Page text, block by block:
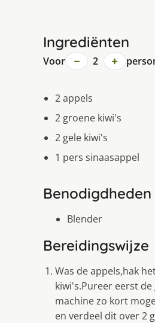
Ingrediënten
Voor − 2 +
2 appels
2 groene kiwi's
2 gele kiwi's
1 pers sinaasappel
Benodigdheden
Blender
Bereidingswijze
Was de appels,hak
kiwi's.Pureer eerst
machine zo kort
en verdeel dit over 2